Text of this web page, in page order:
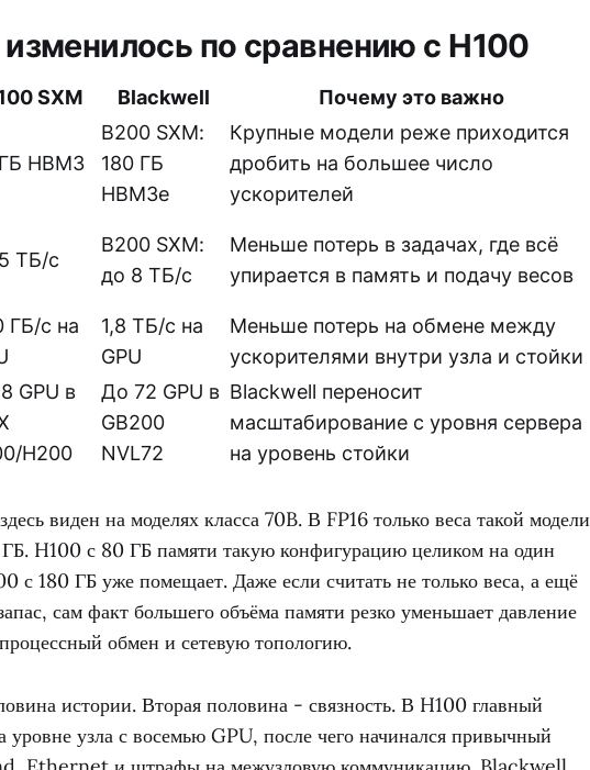
по сравнению с H100
SXM Blackwell Почему это важно
HBM3
B200 SXM:
180 ГБ
HBM3e
Крупные модели реже приходится
дробить на большее число
ускорителей
ТБ/с
B200 SXM:
до 8 ТБ/с
Меньше потерь в задачах, где всё
упирается в память и подачу весов
ГБ/с на
1,8 ТБ/с на
GPU
Меньше потерь на обмене между
ускорителями внутри узла и стойки
GPU в
H200
До 72 GPU в
GB200
NVL72
Blackwell переносит
масштабирование с уровня сервера
на уровень стойки
виден на моделях класса 70B. В FP16 только веса такой модели
H100 с 80 ГБ памяти такую конфигурацию целиком на один
с 180 ГБ уже помещает. Даже если считать не только веса, а ещё
сам факт большего объёма памяти резко уменьшает давление
обмен и сетевую топологию.
истории. Вторая половина - связность. В H100 главный
уровне узла с восемью GPU, после чего начинался привычный